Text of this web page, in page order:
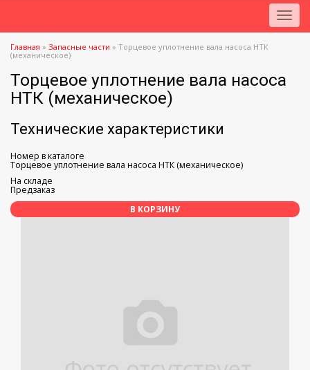
Menu
Главная » Запасные части » Торцевое уплотнение вала насоса НТК
(механическое)
Торцевое уплотнение вала насоса
НТК (механическое)
Технические характеристики
Номер в каталоге
Торцевое уплотнение вала насоса НТК (механическое)
На складе
Предзаказ
В КОРЗИНУ